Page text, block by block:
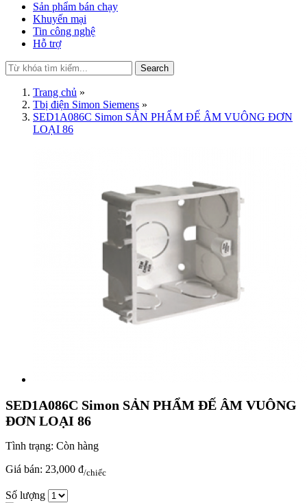
Sản phẩm bán chạy
Khuyến mại
Tin công nghệ
Hỗ trợ
Search
Trang chủ »
Tbị điện Simon Siemens »
SED1A086C Simon SẢN PHẨM ĐẾ ÂM VUÔNG ĐƠN
LOẠI 86
SED1A086C Simon SẢN PHẨM ĐẾ ÂM VUÔNG
ĐƠN LOẠI 86
Tình trạng: Còn hàng
Giá bán: 23,000 đ/chiếc
Số lượng